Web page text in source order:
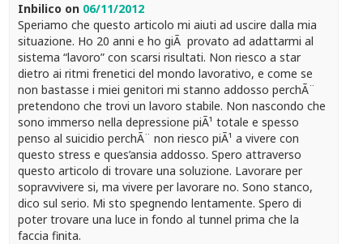
Inbilico on 06/11/2012
Speriamo che questo articolo mi aiuti ad uscire dalla mia
situazione. Ho 20 anni e ho giÃ provato ad adattarmi al
sistema “lavoro” con scarsi risultati. Non riesco a star
dietro ai ritmi frenetici del mondo lavorativo, e come se
non bastasse i miei genitori mi stanno addosso perchÃ¨
pretendono che trovi un lavoro stabile. Non nascondo che
sono immerso nella depressione piÃ¹ totale e spesso
penso al suicidio perchÃ¨ non riesco piÃ¹ a vivere con
questo stress e ques’ansia addosso. Spero attraverso
questo articolo di trovare una soluzione. Lavorare per
sopravvivere si, ma vivere per lavorare no. Sono stanco,
dico sul serio. Mi sto spegnendo lentamente. Spero di
poter trovare una luce in fondo al tunnel prima che la
faccia finita.